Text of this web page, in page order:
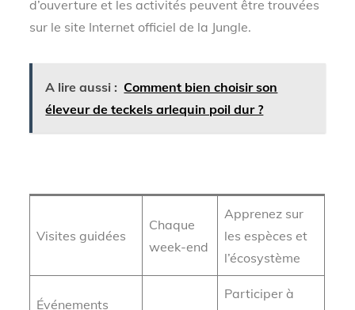
d’ouverture et les activités peuvent être trouvées
sur le site Internet officiel de la Jungle.
A lire aussi : Comment bien choisir son
éleveur de teckels arlequin poil dur ?
Visites guidées
Chaque
week-end
Apprenez sur
les espèces et
l’écosystème
Événements
Participer à